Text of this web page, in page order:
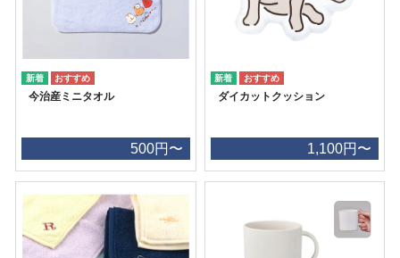
今治産ミニタオル
500円〜
ダイカットクッション
1,100円〜